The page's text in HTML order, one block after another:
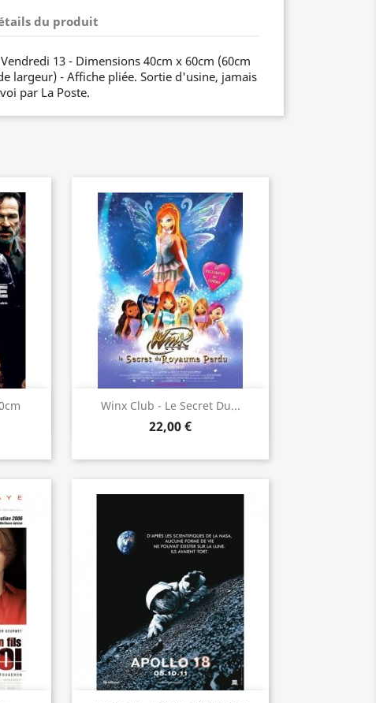
du produit
13 - Dimensions 40cm x 60cm (60cm
largeur) - Affiche pliée. Sortie d'usine, jamais
par La Poste.
Winx Club - Le Secret Du...
22,00 €
Aperçu rapide